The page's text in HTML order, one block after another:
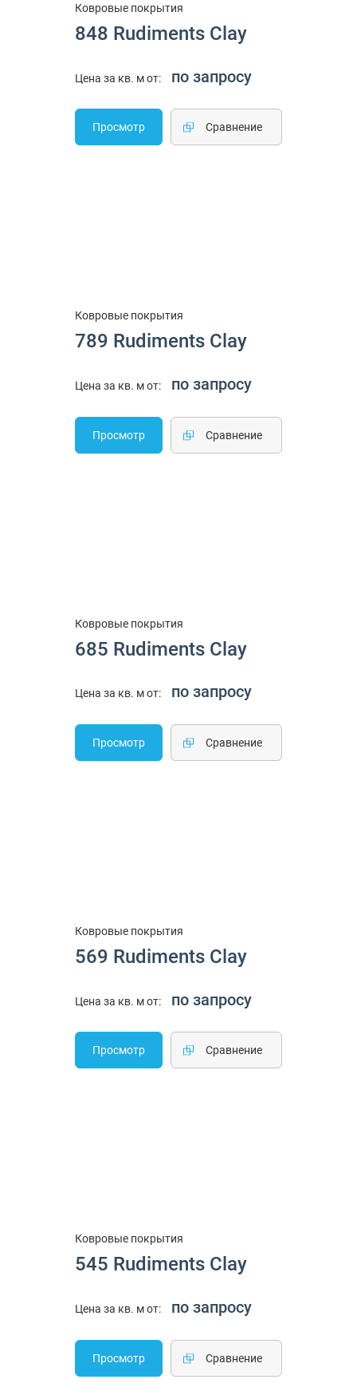
Ковровые покрытия
848 Rudiments Clay
Цена за кв. м от: по запросу
Просмотр Cравнение
Ковровые покрытия
789 Rudiments Clay
Цена за кв. м от: по запросу
Просмотр Cравнение
Ковровые покрытия
685 Rudiments Clay
Цена за кв. м от: по запросу
Просмотр Cравнение
Ковровые покрытия
569 Rudiments Clay
Цена за кв. м от: по запросу
Просмотр Cравнение
Ковровые покрытия
545 Rudiments Clay
Цена за кв. м от: по запросу
Просмотр Cравнение